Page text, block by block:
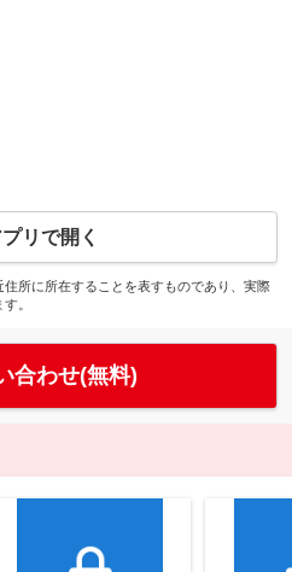
リで開く
所に所在することを表すものであり、実際
。
合わせ(無料)